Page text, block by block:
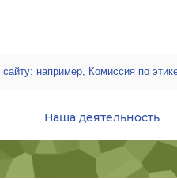
Наша деятельность